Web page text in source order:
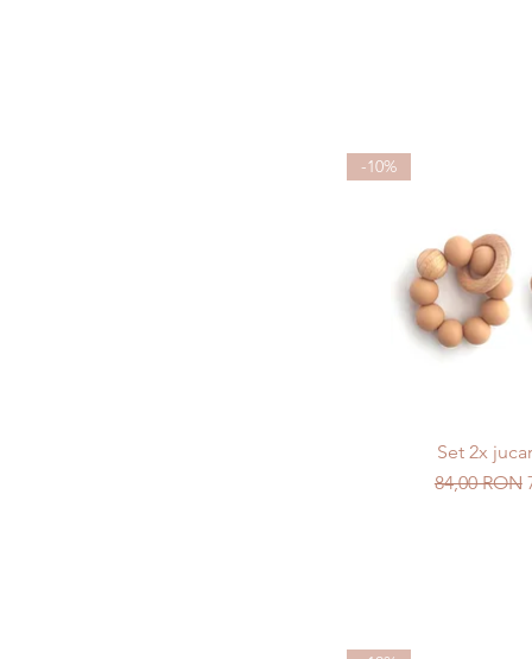
-10%
Set 2x
Preț normal
84,00 RON